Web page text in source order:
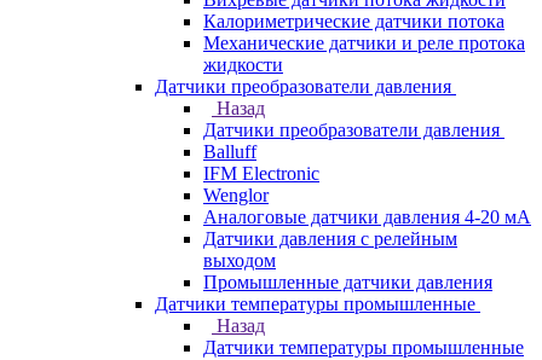
Калориметрические датчики потока
Механические датчики и реле протока
жидкости
Датчики преобразователи давления
Назад
Датчики преобразователи давления
Balluff
IFM Electronic
Wenglor
Аналоговые датчики давления 4-20 мА
Датчики давления с релейным
выходом
Промышленные датчики давления
Датчики температуры промышленные
Назад
Датчики температуры промышленные